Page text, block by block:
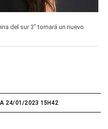
del sur 3" tomará un nuevo
24/01/2023 15H42